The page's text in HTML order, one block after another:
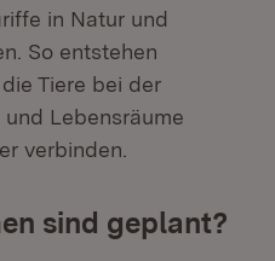
in Natur und
So entstehen
Tiere bei der
Lebensräume
verbinden.
sind geplant?